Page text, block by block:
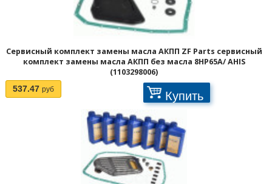
Сервисный комплект замены масла АКПП ZF Parts сервисный
комплект замены масла АКПП без масла 8HP65A/ AHIS
(1103298006)
537.47 руб Купить